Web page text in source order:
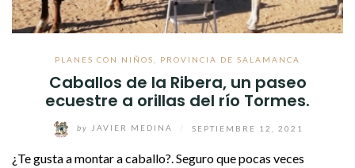
PLANES CON NIÑOS PROVINCIA DE SALAMANCA
Caballos de la Ribera, un paseo
ecuestre a orillas del río Tormes.
by JAVIER MEDINA SEPTIEMBRE 12, 2021
¿Te gusta a montar a caballo?. Seguro que pocas veces